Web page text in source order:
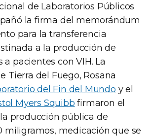
de Laboratorios Públicos
la firma del memorándum
para la transferencia
a la producción de
pacientes con VIH. La
Tierra del Fuego, Rosana
del Fin del Mundo y el
Myers Squibb firmaron el
producción pública de
miligramos, medicación que se